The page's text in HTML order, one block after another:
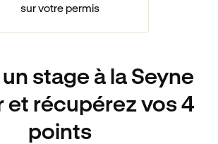
sur votre permis
stage à la Seyne
et récupérez vos 4
points